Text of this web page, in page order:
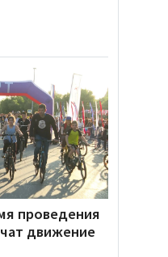
проведения
движение